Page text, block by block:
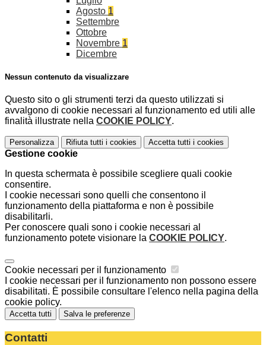
Agosto 1
Settembre
Ottobre
Novembre 1
Dicembre
Nessun contenuto da visualizzare
Questo sito o gli strumenti terzi da questo utilizzati si
avvalgono di cookie necessari al funzionamento ed utili alle
finalità illustrate nella COOKIE POLICY.
Personalizza Rifiuta tutti i cookies Accetta tutti i cookies
Gestione cookie
In questa schermata è possibile scegliere quali cookie
consentire.
I cookie necessari sono quelli che consentono il
funzionamento della piattaforma e non è possibile
disabilitarli.
Per conoscere quali sono i cookie necessari al
funzionamento potete visionare la COOKIE POLICY.
Cookie necessari per il funzionamento
I cookie necessari per il funzionamento non possono essere
disabilitati. È possibile consultare l'elenco nella pagina della
cookie policy.
Accetta tutti Salva le preferenze
Contatti